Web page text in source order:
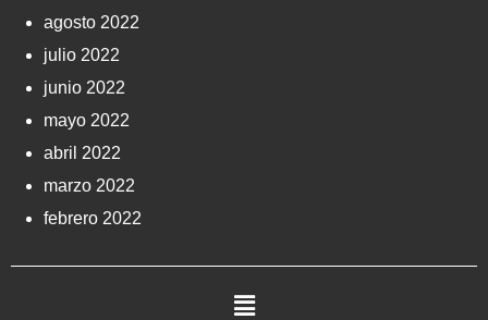
agosto 2022
julio 2022
junio 2022
mayo 2022
abril 2022
marzo 2022
febrero 2022